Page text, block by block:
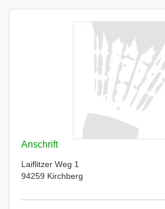
Anschrift
Laiflitzer Weg 1
94259 Kirchberg